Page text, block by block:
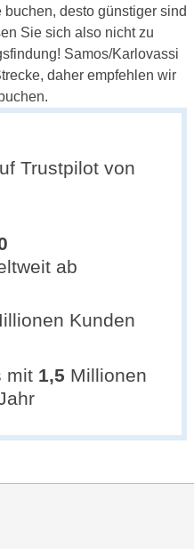
desto günstiger sind
Sie sich also nicht zu
Samos/Karlovassi
daher empfehlen wir
Trustpilot von
ab
Kunden
mit 1,5 Millionen